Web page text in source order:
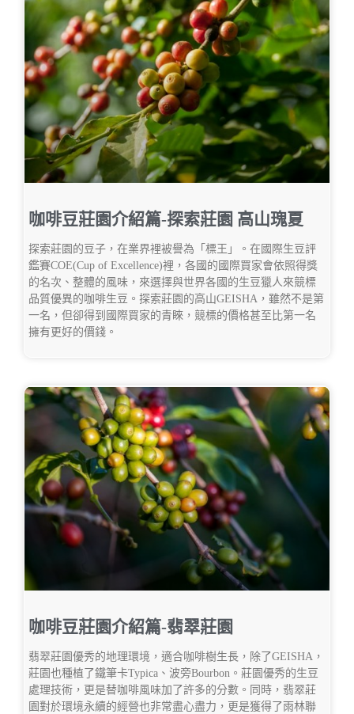
咖啡豆莊園介紹篇-探索莊園 高山瑰夏
探索莊園的豆子，在業界裡被譽為「標王」。在國際生豆評
鑑賽COE(Cup of Excellence)裡，各國的國際買家會依照得獎
的名次、整體的風味，來選擇與世界各國的生豆獵人來競標
品質優異的咖啡生豆。探索莊園的高山GEISHA，雖然不是第
一名，但卻得到國際買家的青睞，競標的價格甚至比第一名
擁有更好的價錢。
咖啡豆莊園介紹篇-翡翠莊園
翡翠莊園優秀的地理環境，適合咖啡樹生長，除了GEISHA，
莊園也種植了鐵筆卡Typica、波旁Bourbon。莊園優秀的生豆
處理技術，更是替咖啡風味加了許多的分數。同時，翡翠莊
園對於環境永續的經營也非常盡心盡力，更是獲得了雨林聯